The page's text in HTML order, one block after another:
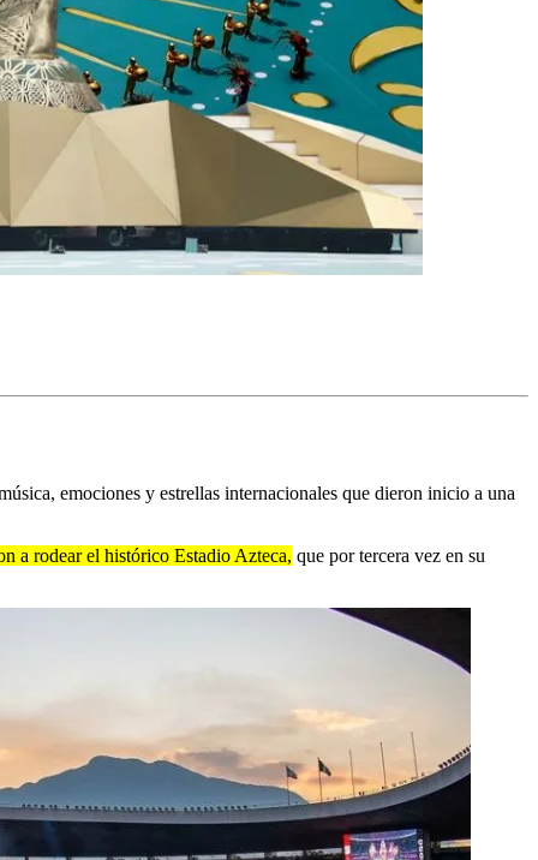
emociones y estrellas internacionales que dieron inicio a una
a rodear el histórico Estadio Azteca, que por tercera vez en su